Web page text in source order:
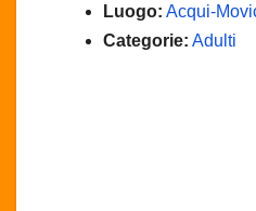
Luogo: Acqui-
Categorie: Adulti